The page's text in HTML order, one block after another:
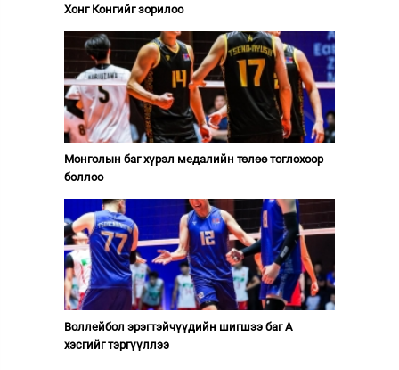
Хонг Конгийг зорилоо
Монголын баг хүрэл медалийн төлөө тоглохоор
боллоо
Воллейбол эрэгтэйчүүдийн шигшээ баг А
хэсгийг тэргүүллээ